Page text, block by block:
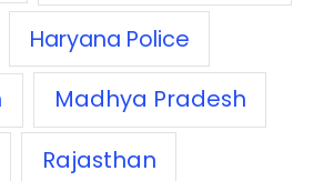
Haryana Police
Madhya Pradesh
Rajasthan